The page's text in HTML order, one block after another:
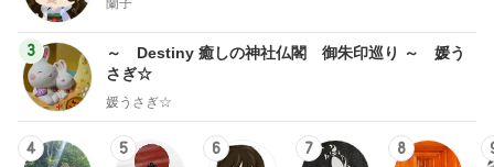
3
～ Destiny 癒しの神社仏閣 御朱印巡り ～ 媛う
さぎ☆
媛うさぎ☆
4 5 6 7 8